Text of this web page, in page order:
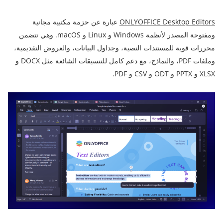
ONLYOFFICE Desktop Editors
عبارة عن حزمة مكتبية مجانية
ومفتوحة المصدر لأنظمة Windows و Linux و macOS. وهي تتضمن
محررات قوية للمستندات النصية، وجداول البيانات، والعروض التقديمية،
وملفات PDF، والنماذج، مع دعم كامل للتنسيقات الشائعة مثل DOCX و
XLSX و PPTX و ODT و CSV و PDF.